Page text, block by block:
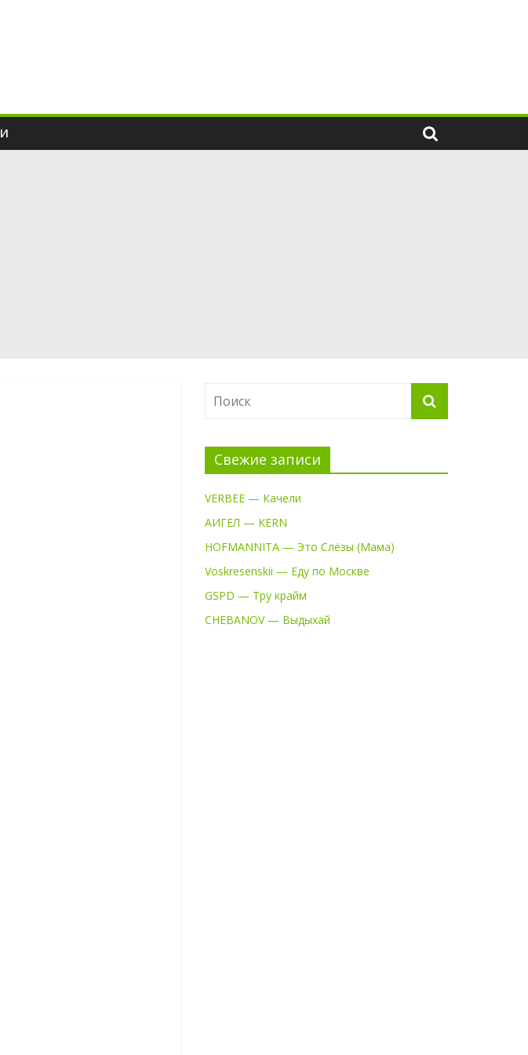
Свежие записи
VERBEE — Качели
АИГЕЛ — KERN
HOFMANNITA — Это Слёзы (Мама)
Voskresenskii — Еду по Москве
GSPD — Тру крайм
CHEBANOV — Выдыхай